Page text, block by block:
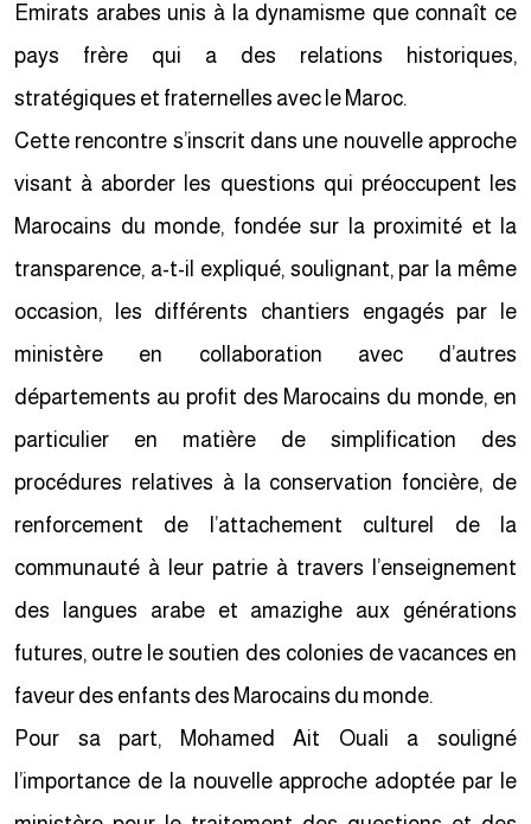
Emirats arabes unis à la dynamisme que connaît ce
pays frère qui a des relations historiques,
stratégiques et fraternelles avec le Maroc.
Cette rencontre s’inscrit dans une nouvelle approche
visant à aborder les questions qui préoccupent les
Marocains du monde, fondée sur la proximité et la
transparence, a-t-il expliqué, soulignant, par la même
occasion, les différents chantiers engagés par le
ministère en collaboration avec d’autres
départements au profit des Marocains du monde, en
particulier en matière de simplification des
procédures relatives à la conservation foncière, de
renforcement de l’attachement culturel de la
communauté à leur patrie à travers l’enseignement
des langues arabe et amazighe aux générations
futures, outre le soutien des colonies de vacances en
faveur des enfants des Marocains du monde.
Pour sa part, Mohamed Ait Ouali a souligné
l’importance de la nouvelle approche adoptée par le